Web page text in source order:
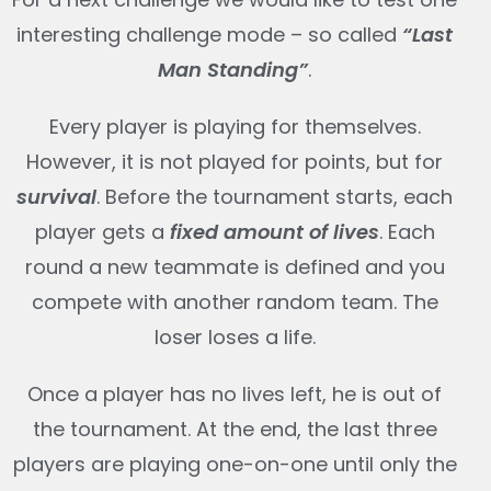
interesting challenge mode – so called “Last
Man Standing”.
Every player is playing for themselves.
However, it is not played for points, but for
survival. Before the tournament starts, each
player gets a fixed amount of lives. Each
round a new teammate is defined and you
compete with another random team. The
loser loses a life.
Once a player has no lives left, he is out of
the tournament. At the end, the last three
players are playing one-on-one until only the